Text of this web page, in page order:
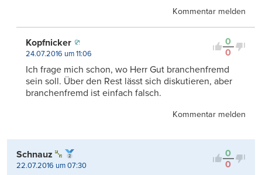
Kommentar melden
0
0
Kopfnicker
24.07.2016 um 11:06
Ich frage mich schon, wo Herr Gut branchenfremd
sein soll. Über den Rest lässt sich diskutieren, aber
branchenfremd ist einfach falsch.
Kommentar melden
0
0
Schnauz
22.07.2016 um 07:30